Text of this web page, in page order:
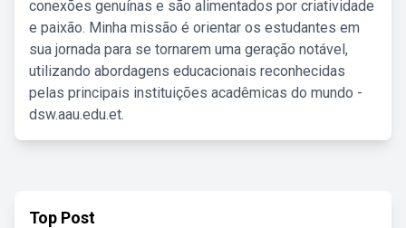
conexões genuínas e são alimentados por criatividade
e paixão. Minha missão é orientar os estudantes em
sua jornada para se tornarem uma geração notável,
utilizando abordagens educacionais reconhecidas
pelas principais instituições acadêmicas do mundo -
dsw.aau.edu.et.
Top Post